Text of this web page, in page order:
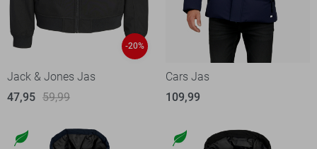
-20%
Jack & Jones Jas
47,95 59,99
Cars Jas
109,99